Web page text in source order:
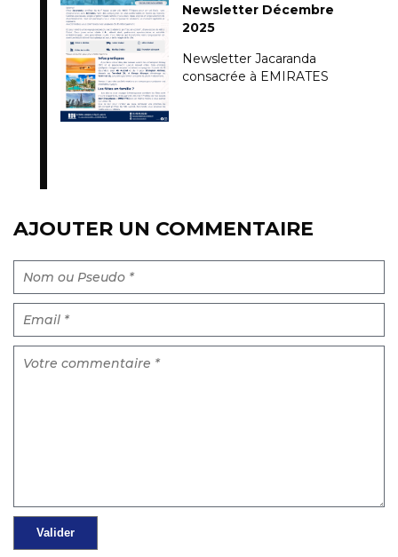
Newsletter Décembre
2025
Newsletter Jacaranda
consacrée à EMIRATES
AJOUTER UN COMMENTAIRE